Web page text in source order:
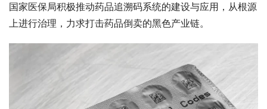
国家医保局积极推动药品追溯码系统的建设与应用，从根源
上进行治理，力求打击药品倒卖的黑色产业链。